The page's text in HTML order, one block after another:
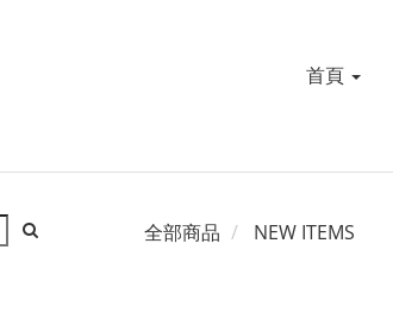
首頁
全部商品 NEW ITEMS